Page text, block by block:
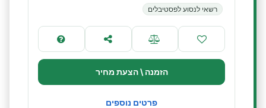
רשאי לנסוע לפסטיבלים
הזמנה \ הצעת מחיר
פרטים נוספים